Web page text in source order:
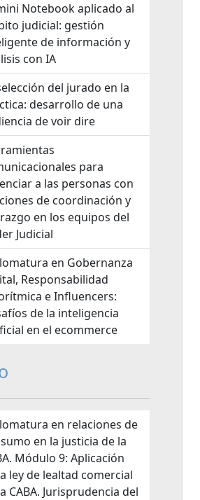
Notebook aplicado al
judicial: gestión
de información y
con IA
del jurado en la
desarrollo de una
de voir dire
para
a las personas con
de coordinación y
en los equipos del
Judicial
en Gobernanza
Responsabilidad
e Influencers:
de la inteligencia
en el ecommerce
en relaciones de
en la justicia de la
Módulo 9: Aplicación
ley de lealtad comercial
CABA. Jurisprudencia del